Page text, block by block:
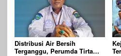
Distribusi Air Bersih
Terganggu, Perumda Tirta